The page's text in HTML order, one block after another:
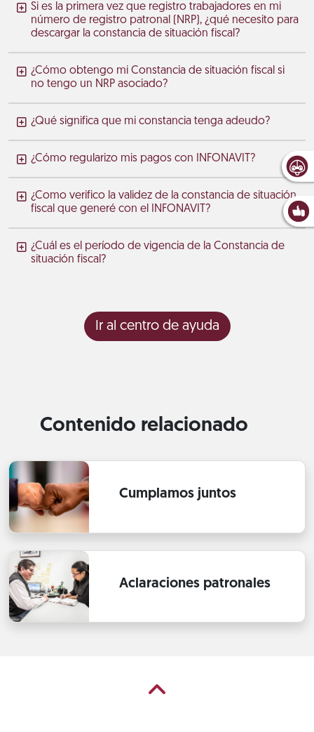
Si es la primera vez que registro trabajadores en mi
número de registro patronal (NRP), ¿qué necesito para
descargar la constancia de situación fiscal?
¿Cómo obtengo mi Constancia de situación fiscal si
no tengo un NRP asociado?
¿Qué significa que mi constancia tenga adeudo?
¿Cómo regularizo mis pagos con INFONAVIT?
¿Como verifico la validez de la constancia de situación
fiscal que generé con el INFONAVIT?
¿Cuál es el período de vigencia de la Constancia de
situación fiscal?
Ir al centro de ayuda
Contenido relacionado
Cumplamos juntos
Aclaraciones patronales